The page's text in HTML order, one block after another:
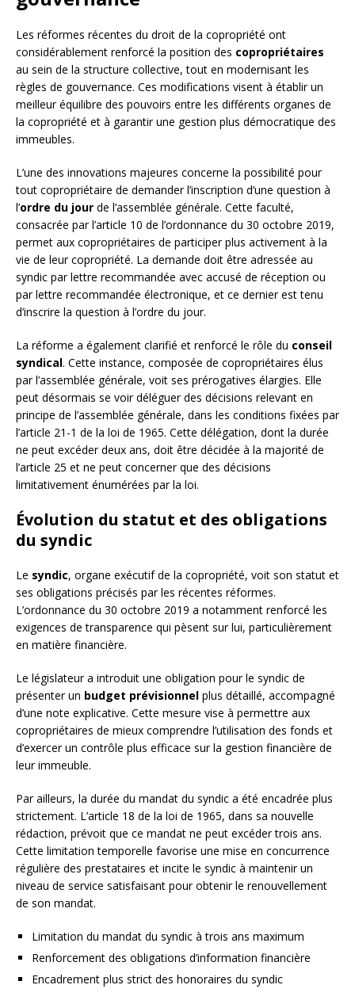
Les réformes récentes du droit de la copropriété ont
considérablement renforcé la position des copropriétaires
au sein de la structure collective, tout en modernisant les
règles de gouvernance. Ces modifications visent à établir un
meilleur équilibre des pouvoirs entre les différents organes de
la copropriété et à garantir une gestion plus démocratique des
immeubles.
L’une des innovations majeures concerne la possibilité pour
tout copropriétaire de demander l’inscription d’une question à
l’ordre du jour de l’assemblée générale. Cette faculté,
consacrée par l’article 10 de l’ordonnance du 30 octobre 2019,
permet aux copropriétaires de participer plus activement à la
vie de leur copropriété. La demande doit être adressée au
syndic par lettre recommandée avec accusé de réception ou
par lettre recommandée électronique, et ce dernier est tenu
d’inscrire la question à l’ordre du jour.
La réforme a également clarifié et renforcé le rôle du conseil
syndical. Cette instance, composée de copropriétaires élus
par l’assemblée générale, voit ses prérogatives élargies. Elle
peut désormais se voir déléguer des décisions relevant en
principe de l’assemblée générale, dans les conditions fixées par
l’article 21-1 de la loi de 1965. Cette délégation, dont la durée
ne peut excéder deux ans, doit être décidée à la majorité de
l’article 25 et ne peut concerner que des décisions
limitativement énumérées par la loi.
Évolution du statut et des obligations
du syndic
Le syndic, organe exécutif de la copropriété, voit son statut et
ses obligations précisés par les récentes réformes.
L’ordonnance du 30 octobre 2019 a notamment renforcé les
exigences de transparence qui pèsent sur lui, particulièrement
en matière financière.
Le législateur a introduit une obligation pour le syndic de
présenter un budget prévisionnel plus détaillé, accompagné
d’une note explicative. Cette mesure vise à permettre aux
copropriétaires de mieux comprendre l’utilisation des fonds et
d’exercer un contrôle plus efficace sur la gestion financière de
leur immeuble.
Par ailleurs, la durée du mandat du syndic a été encadrée plus
strictement. L’article 18 de la loi de 1965, dans sa nouvelle
rédaction, prévoit que ce mandat ne peut excéder trois ans.
Cette limitation temporelle favorise une mise en concurrence
régulière des prestataires et incite le syndic à maintenir un
niveau de service satisfaisant pour obtenir le renouvellement
de son mandat.
Limitation du mandat du syndic à trois ans maximum
Renforcement des obligations d’information financière
Encadrement plus strict des honoraires du syndic